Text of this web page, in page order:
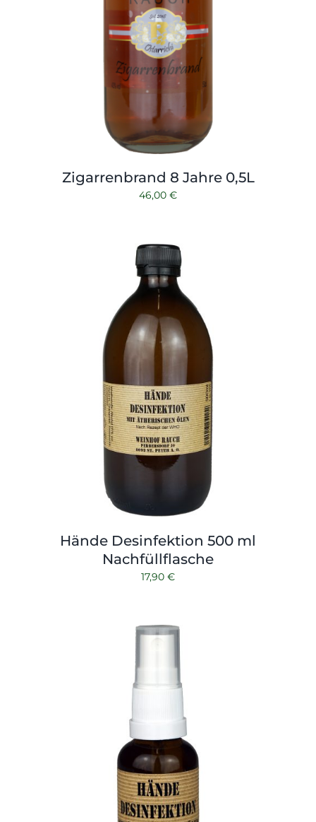
Zigarrenbrand 8 Jahre 0,5L
46,00 €
Hände Desinfektion 500 ml
Nachfüllflasche
17,90 €